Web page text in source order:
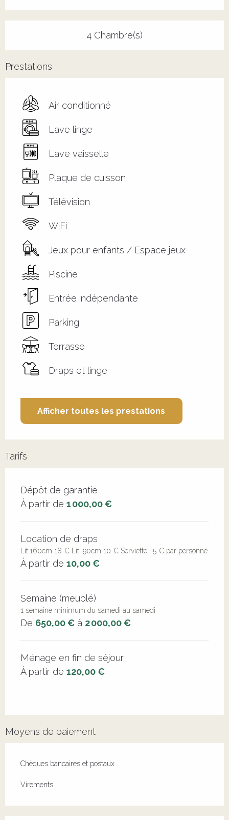
4 Chambre(s)
Prestations
Air conditionné
Lave linge
Lave vaisselle
Plaque de cuisson
Télévision
WiFi
Jeux pour enfants / Espace jeux
Piscine
Entrée indépendante
Parking
Terrasse
Draps et linge
Afficher toutes les prestations
Tarifs
Tarifs 2026
Dépôt de garantie
À partir de 1 000,00 €
Location de draps
Lit:160cm 18 € Lit: 90cm 10 € Serviette : 5 € par personne
À partir de 10,00 €
Semaine (meublé)
1 semaine minimum du samedi au samedi
De 650,00 € à 2 000,00 €
Ménage en fin de séjour
À partir de 120,00 €
Moyens de paiement
Chèques bancaires et postaux
Virements